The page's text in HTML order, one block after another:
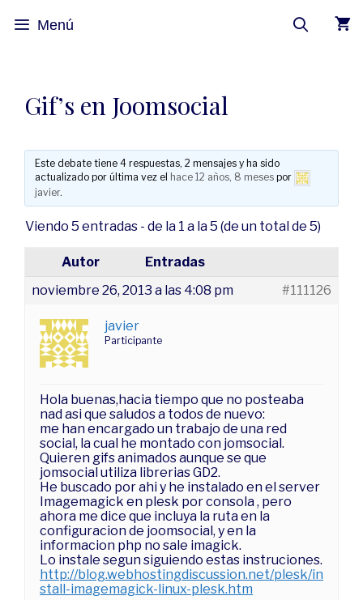
Menú
Gif’s en Joomsocial
Este debate tiene 4 respuestas, 2 mensajes y ha sido
actualizado por última vez el hace 12 años, 8 mesespor
javier.
Viendo 5 entradas - de la 1 a la 5 (de un total de 5)
Autor
Entradas
noviembre 26, 2013 a las 4:08 pm
#111126
javier
Participante
Hola buenas,hacia tiempo que no posteaba
nad asi que saludos a todos de nuevo:
me han encargado un trabajo de una red
social, la cual he montado con jomsocial.
Quieren gifs animados aunque se que
jomsocial utiliza librerias GD2.
He buscado por ahi y he instalado en el server
Imagemagick en plesk por consola , pero
ahora me dice que incluya la ruta en la
configuracion de joomsocial, y en la
informacion php no sale imagick.
Lo instale segun siguiendo estas instruciones.
http://blog.webhostingdiscussion.net/plesk/in
stall-imagemagick-linux-plesk.htm